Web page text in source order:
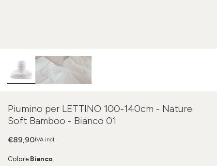
Piumino per LETTINO 100-140cm - Nature
Soft Bamboo - Bianco 01
IVA incl.
€89,90
Colore:Bianco